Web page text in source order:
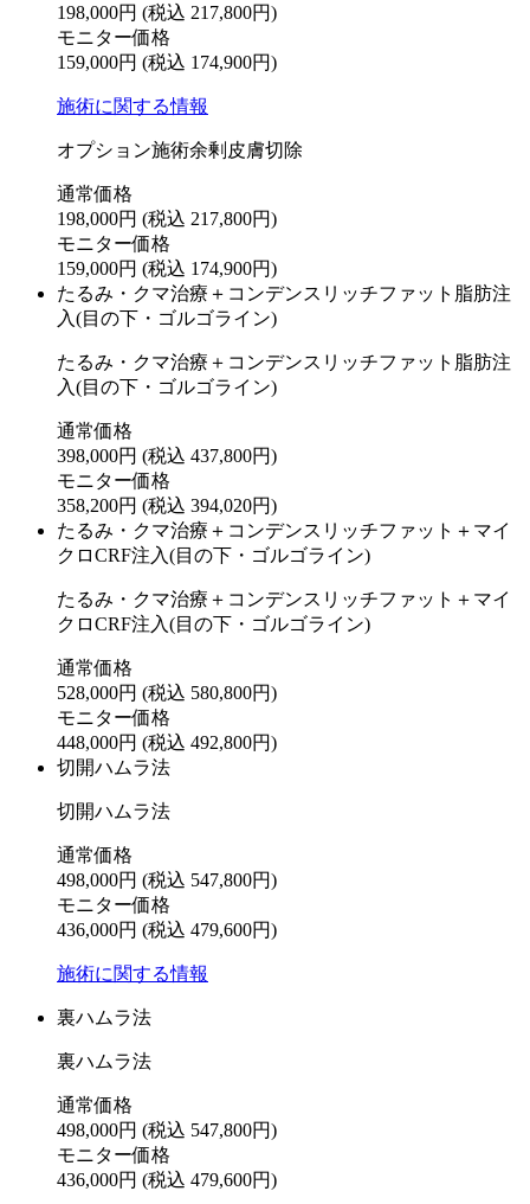
198,000円 (税込 217,800円)
モニター価格
159,000円 (税込 174,900円)
施術に関する情報
オプション施術余剰皮膚切除
通常価格
198,000円 (税込 217,800円)
モニター価格
159,000円 (税込 174,900円)
たるみ・クマ治療＋コンデンスリッチファット脂肪注
入(目の下・ゴルゴライン)
たるみ・クマ治療＋コンデンスリッチファット脂肪注
入(目の下・ゴルゴライン)
通常価格
398,000円 (税込 437,800円)
モニター価格
358,200円 (税込 394,020円)
たるみ・クマ治療＋コンデンスリッチファット＋マイ
クロCRF注入(目の下・ゴルゴライン)
たるみ・クマ治療＋コンデンスリッチファット＋マイ
クロCRF注入(目の下・ゴルゴライン)
通常価格
528,000円 (税込 580,800円)
モニター価格
448,000円 (税込 492,800円)
切開ハムラ法
切開ハムラ法
通常価格
498,000円 (税込 547,800円)
モニター価格
436,000円 (税込 479,600円)
施術に関する情報
裏ハムラ法
裏ハムラ法
通常価格
498,000円 (税込 547,800円)
モニター価格
436,000円 (税込 479,600円)